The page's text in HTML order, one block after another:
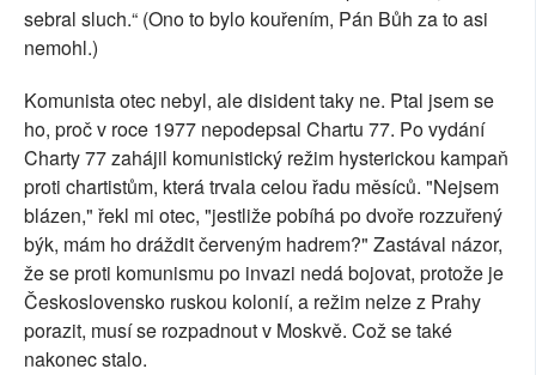
sebral sluch.“ (Ono to bylo kouřením, Pán Bůh za to asi
nemohl.)
Komunista otec nebyl, ale disident taky ne. Ptal jsem se
ho, proč v roce 1977 nepodepsal Chartu 77. Po vydání
Charty 77 zahájil komunistický režim hysterickou kampaň
proti chartistům, která trvala celou řadu měsíců. "Nejsem
blázen," řekl mi otec, "jestliže pobíhá po dvoře rozzuřený
býk, mám ho dráždit červeným hadrem?" Zastával názor,
že se proti komunismu po invazi nedá bojovat, protože je
Československo ruskou kolonií, a režim nelze z Prahy
porazit, musí se rozpadnout v Moskvě. Což se také
nakonec stalo.